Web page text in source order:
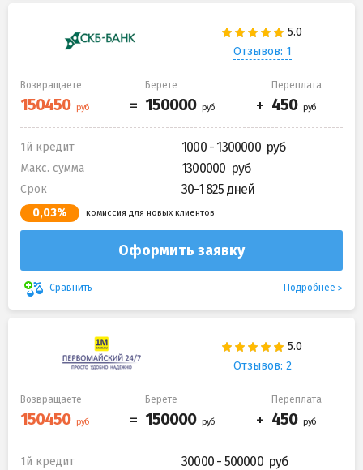
Отзывов: 1
Возвращаете Берете Переплата
1й кредит 1000 - 1300000
Макс. сумма 1300000
Срок 30-1 825 дней
0,03% комиссия для новых клиентов
Оформить заявку
Сравнить Подробнее
Отзывов: 2
Возвращаете Берете Переплата
1й кредит 30000 - 500000